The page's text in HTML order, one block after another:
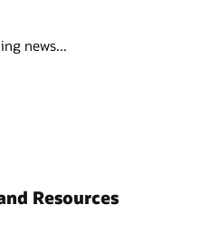
news...
Resources